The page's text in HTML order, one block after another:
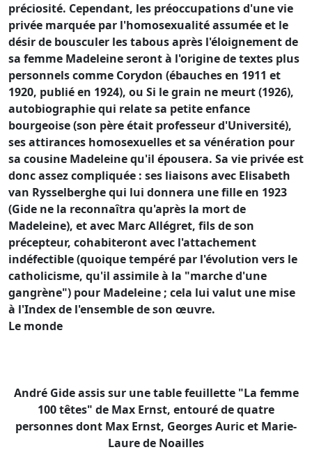
préciosité. Cependant, les préoccupations d'une vie
privée marquée par l'homosexualité assumée et le
désir de bousculer les tabous après l'éloignement de
sa femme Madeleine seront à l'origine de textes plus
personnels comme Corydon (ébauches en 1911 et
1920, publié en 1924), ou Si le grain ne meurt (1926),
autobiographie qui relate sa petite enfance
bourgeoise (son père était professeur d'Université),
ses attirances homosexuelles et sa vénération pour
sa cousine Madeleine qu'il épousera. Sa vie privée est
donc assez compliquée : ses liaisons avec Elisabeth
van Rysselberghe qui lui donnera une fille en 1923
(Gide ne la reconnaîtra qu'après la mort de
Madeleine), et avec Marc Allégret, fils de son
précepteur, cohabiteront avec l'attachement
indéfectible (quoique tempéré par l'évolution vers le
catholicisme, qu'il assimile à la "marche d'une
gangrène") pour Madeleine ; cela lui valut une mise
à l'Index de l'ensemble de son œuvre.
Le monde
André Gide assis sur une table feuillette "La femme
100 têtes" de Max Ernst, entouré de quatre
personnes dont Max Ernst, Georges Auric et Marie-
Laure de Noailles